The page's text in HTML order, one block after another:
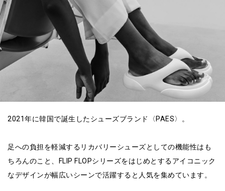
2021年に韓国で誕生したシューズブランド〈PAES〉。
足への負担を軽減するリカバリーシューズとしての機能性はも
ちろんのこと、FLIP FLOPシリーズをはじめとするアイコニック
なデザインが幅広いシーンで活躍すると人気を集めています。